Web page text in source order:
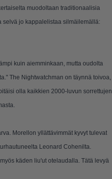
muodoltaan traditionaalisia
selvä jo kappalelistaa silmäilemällä:
kuin aiemminkaan, mutta oudolta
The Nightwatchman on täynnä toivoa,
olla kaikkien 2000-luvun sorrettujen
Morellon yllättävimmät kyvyt tulevat
Leonard Cohenilta.
käden liu'ut otelaudalla. Tätä levyä